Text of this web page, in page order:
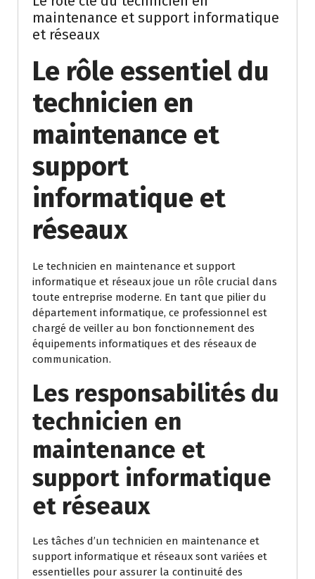
maintenance et support informatique
et réseaux
Le rôle essentiel du
technicien en
maintenance et
support
informatique et
réseaux
Le technicien en maintenance et support
informatique et réseaux joue un rôle crucial dans
toute entreprise moderne. En tant que pilier du
département informatique, ce professionnel est
chargé de veiller au bon fonctionnement des
équipements informatiques et des réseaux de
communication.
Les responsabilités du
technicien en
maintenance et
support informatique
et réseaux
Les tâches d’un technicien en maintenance et
support informatique et réseaux sont variées et
essentielles pour assurer la continuité des